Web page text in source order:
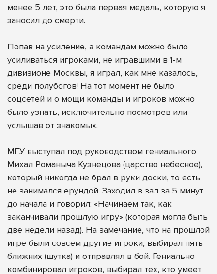
менее 5 лет, это была первая медаль, которую я
заносил до смерти.
Попав на усиление, а командам можно было
усиливаться игроками, не игравшими в 1-м
дивизионе Москвы, я играл, как мне казалось,
среди полубогов! На тот момент не было
соцсетей и о мощи команды и игроков можно
было узнать, исключительно посмотрев или
услышав от знакомых.
МГУ выступал под руководством гениального
Михал Романыча Кузнецова (царство небесное),
который никогда не брал в руки доски, то есть
не занимался ерундой. Заходил в зал за 5 минут
до начала и говорил: «Начинаем так, как
заканчивали прошлую игру» (которая могла быть
две недели назад). На замечание, что на прошлой
игре были совсем другие игроки, выбирал пять
ближних (шутка) и отправлял в бой. Гениально
комбинировал игроков, выбирал тех, кто умеет